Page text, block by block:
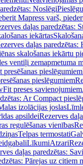
Noslēgi
Mapress varš,
daļas paredzētas:
iekārtas
daļas
skalošanas iekārtu
ventiļi zemapmetuma
pieslēgumiem
pieslēgumiem
preses savienojumiem
Ar Compact
izolācijas joslas
apsildeiRezerves
regulēšanas vienības
Telpas termostati
LīkumiAtzari
daļas paredzētas:
Pārejas uz citiem